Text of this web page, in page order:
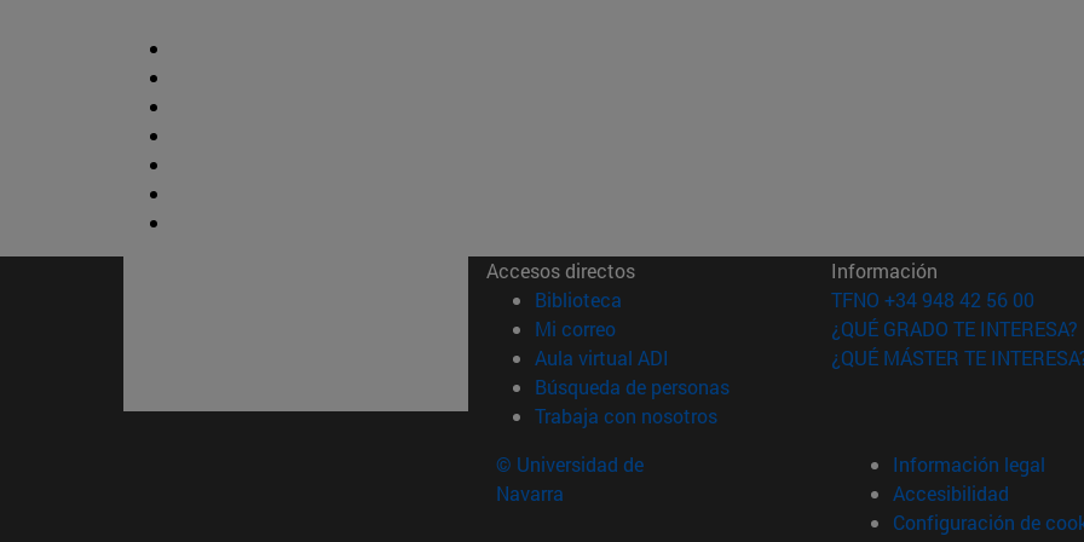
Accesos directos
Biblioteca (abre en nueva ventana)
Mi correo(abre en nueva ventana)
Aula virtual ADI (abre en nueva ventana)
Búsqueda de personas(abre en nueva ventana)
Trabaja con nosotros(abre en nueva ventana)
Información
TFNO +34 948 42 56 00
¿QUÉ GRADO TE INTERESA?
¿QUÉ MÁSTER TE
© Universidad de
Navarra
Información legal
Accesibilidad
Configuración de